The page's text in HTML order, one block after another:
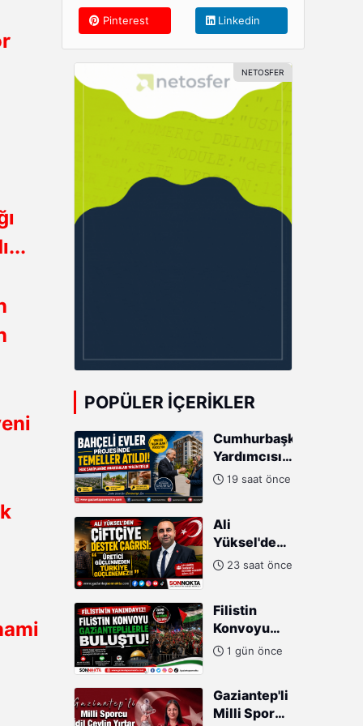
Pinterest Linkedin
POPÜLER İÇERIKLER
Cumhurbaşkanı
Yardımcısı
Cevdet
Türkiye'nin
İmarında
Cumhurbaşkanımızın
Var"
19 saat önce
Ali
Yüksel'den
Çiftçiye
"Üretici
Güçlenmeden
Türkiye
23 saat önce
Filistin
Konvoyu
Gazianteplilerle
1 gün önce
Gaziantep'li
Milli Sporcu